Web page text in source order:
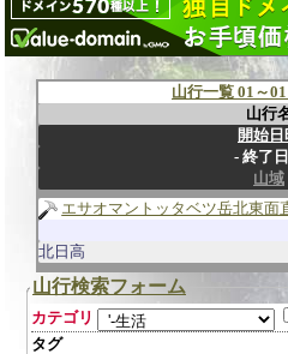
山行一覧 01～01
山行
開始日
終了
山域
エサオマントッタベツ岳北東面
北日高
山行検索フォーム
カテゴリ
タグ